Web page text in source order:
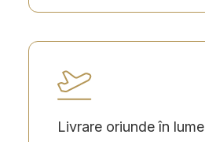
Livrare oriunde în lume